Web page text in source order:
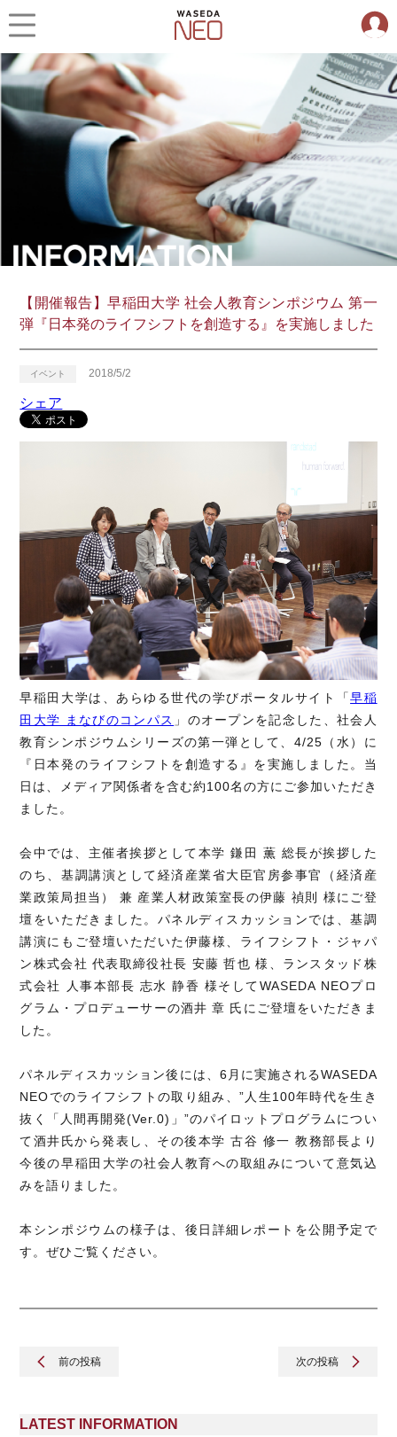
【開催報告】早稲田大学 社会人教育シンポジウム 第一
弾『日本発のライフシフトを創造する』を実施しました
イベント 2018/5/2
シェア
早稲田大学は、あらゆる世代の学びポータルサイト「早稲
田大学 まなびのコンパス 」のオープンを記念した、社会人
教育シンポジウムシリーズの第一弾として、4/25（水）に
『日本発のライフシフトを創造する』を実施しました。当
日は、メディア関係者を含む約100名の方にご参加いただき
ました。
会中では、主催者挨拶として本学 鎌田 薫 総長が挨拶した
のち、基調講演として経済産業省大臣官房参事官（経済産
業政策局担当） 兼 産業人材政策室長の伊藤 禎則 様にご登
壇をいただきました。パネルディスカッションでは、基調
講演にもご登壇いただいた伊藤様、ライフシフト・ジャパ
ン株式会社 代表取締役社長 安藤 哲也 様、ランスタッド株
式会社 人事本部長 志水 静香 様そしてWASEDA NEOプロ
グラム・プロデューサーの酒井 章 氏にご登壇をいただきま
した。
パネルディスカッション後には、6月に実施されるWASEDA
NEOでのライフシフトの取り組み、”人生100年時代を生き
抜く「人間再開発(Ver.0)」”のパイロットプログラムについ
て酒井氏から発表し、その後本学 古谷 修一 教務部長より
今後の早稲田大学の社会人教育への取組みについて意気込
みを語りました。
本シンポジウムの様子は、後日詳細レポートを公開予定で
す。ぜひご覧ください。
前の投稿 次の投稿
LATEST INFORMATION